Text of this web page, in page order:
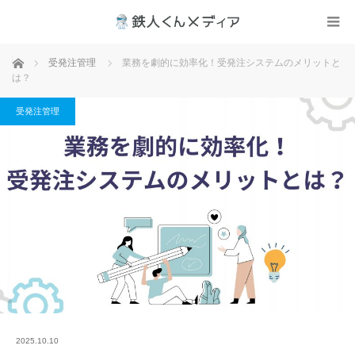
ホーム 受発注管理
業務を劇的に効率化！受発注システムのメリットと
は？
受発注管理
2025.10.10